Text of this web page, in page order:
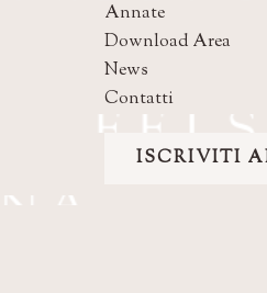
Annate
Download Area
News
Contatti
ISCRIVITI